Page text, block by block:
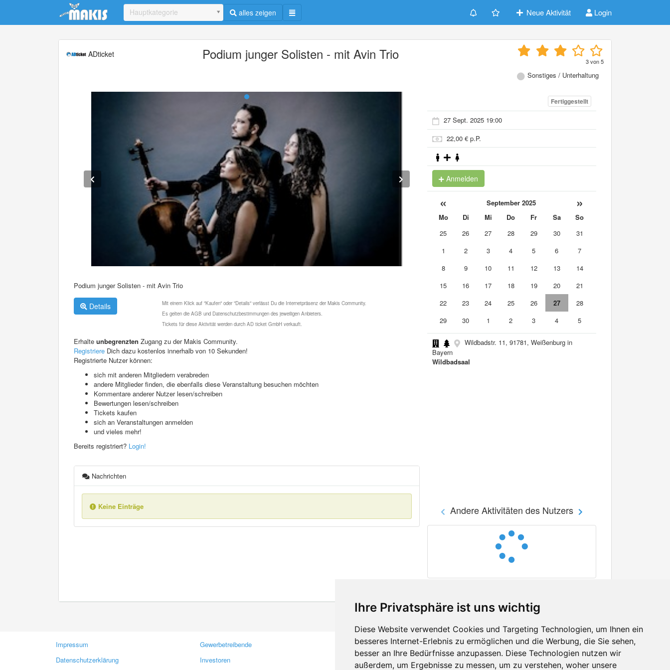
Ihre Privatsphäre ist uns wichtig
Diese Website verwendet Cookies und Targeting Technologien, um Ihnen ein
besseres Internet-Erlebnis zu ermöglichen und die Werbung, die Sie sehen,
besser an Ihre Bedürfnisse anzupassen. Diese Technologien nutzen wir
außerdem, um Ergebnisse zu messen, um zu verstehen, woher unsere
Update cookies preferences
Hauptkategorie alles zeigen Neue Aktivität Login
ADticket Podium junger Solisten - mit Avin Trio 3von5
Sonstiges / Unterhaltung
Podium junger Solisten - mit Avin Trio
Details
Mit einem Klick auf "Kaufen" oder "Details" verlässt Du die Internetpräsenz der Makis Community.
Es gelten die AGB und Datenschutzbestimmungen des jeweiligen Anbieters.
Tickets für diese Aktivität werden durch AD ticket GmbH verkauft.
Erhalte unbegrenzten Zugang zu der Makis Community.
Registriere Dich dazu kostenlos innerhalb von 10 Sekunden!
Registrierte Nutzer können:
sich mit anderen Mitgliedern verabreden
andere Mitglieder finden, die ebenfalls diese Veranstaltung besuchen möchten
Kommentare anderer Nutzer lesen/schreiben
Bewertungen lesen/schreiben
Tickets kaufen
sich an Veranstaltungen anmelden
und vieles mehr!
Bereits registriert? Login!
Nachrichten
Keine Einträge
Fertiggestellt
27 Sept. 2025 19:00
22,00 € p.P.
Anmelden
« September 2025 »
Mo Di Mi Do Fr Sa
So
25
26 27 28 29 30
31
1
2 3 4 5 6
7
8
9 10 11 12 13
14
15
16 17 18 19 20
21
22
23 24 25 26 27
28
29
30 1 2 3 4 5
Wildbadstr. 11, 91781, Weißenburg in
Bayern
Wildbadsaal
Andere Aktivitäten des Nutzers
Impressum
Datenschutzerklärung
Gewerbetreibende
Investoren
Kontakt
Feedback
Facebook
Twitter